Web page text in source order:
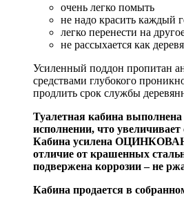
очень легко помыть
не надо красить каждый
легко перенести на
не рассыхается как
Усиленный поддон пропитан
средствами глубокого
продлить срок службы
Туалетная кабина
исполнении, что увеличивает
Кабина усилена
отличие от крашенных
подвержена коррозии – не
Кабина продается в